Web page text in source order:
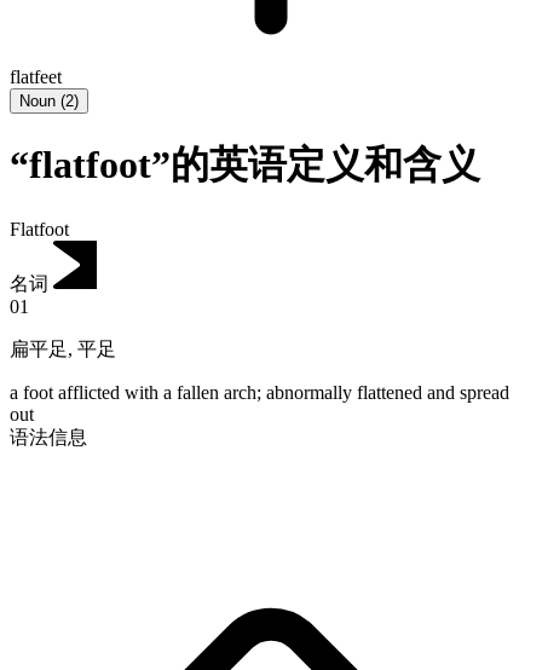
flatfeet
Noun (2)
“flatfoot”的英语定义和含义
Flatfoot
名词
01
扁平足, 平足
a foot afflicted with a fallen arch; abnormally flattened and spread
out
语法信息